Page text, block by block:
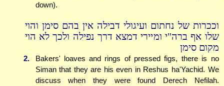
down).
וככרות של נחתום ועיגולי דבילה אין בהם סימן והוי
שלו אף ברה"י ומיירי דמצא דרך נפילה ולכך לא הוי
מקום סימן
2.
Bakers' loaves and rings of pressed figs, there is no
Siman that they are his even in Reshus ha'Yachid. We
discuss when they were found Derech Nefilah.